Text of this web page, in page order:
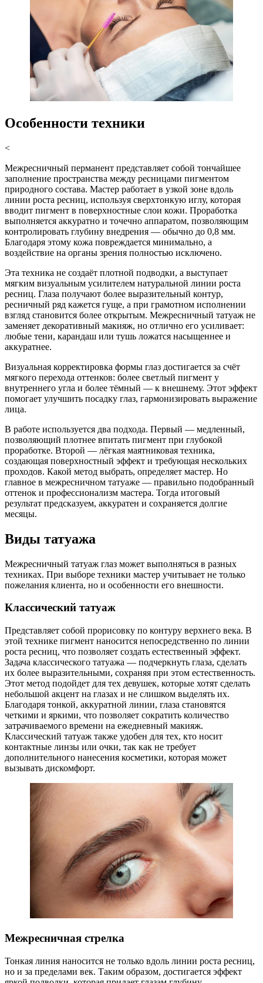
Особенности техники
<
Межресничный перманент представляет собой тончайшее
заполнение пространства между ресницами пигментом
природного состава. Мастер работает в узкой зоне вдоль
линии роста ресниц, используя сверхтонкую иглу, которая
вводит пигмент в поверхностные слои кожи. Проработка
выполняется аккуратно и точечно аппаратом, позволяющим
контролировать глубину внедрения — обычно до 0,8 мм.
Благодаря этому кожа повреждается минимально, а
воздействие на органы зрения полностью исключено.
Эта техника не создаёт плотной подводки, а выступает
мягким визуальным усилителем натуральной линии роста
ресниц. Глаза получают более выразительный контур,
ресничный ряд кажется гуще, а при грамотном исполнении
взгляд становится более открытым. Межресничный татуаж не
заменяет декоративный макияж, но отлично его усиливает:
любые тени, карандаш или тушь ложатся насыщеннее и
аккуратнее.
Визуальная корректировка формы глаз достигается за счёт
мягкого перехода оттенков: более светлый пигмент у
внутреннего угла и более тёмный — к внешнему. Этот эффект
помогает улучшить посадку глаз, гармонизировать выражение
лица.
В работе используется два подхода. Первый — медленный,
позволяющий плотнее впитать пигмент при глубокой
проработке. Второй — лёгкая маятниковая техника,
создающая поверхностный эффект и требующая нескольких
проходов. Какой метод выбрать, определяет мастер. Но
главное в межресничном татуаже — правильно подобранный
оттенок и профессионализм мастера. Тогда итоговый
результат предсказуем, аккуратен и сохраняется долгие
месяцы.
Виды татуажа
Межресничный татуаж глаз может выполняться в разных
техниках. При выборе техники мастер учитывает не только
пожелания клиента, но и особенности его внешности.
Классический татуаж
Представляет собой прорисовку по контуру верхнего века. В
этой технике пигмент наносится непосредственно по линии
роста ресниц, что позволяет создать естественный эффект.
Задача классического татуажа — подчеркнуть глаза, сделать
их более выразительными, сохраняя при этом естественность.
Этот метод подойдет для тех девушек, которые хотят сделать
небольшой акцент на глазах и не слишком выделять их.
Благодаря тонкой, аккуратной линии, глаза становятся
четкими и яркими, что позволяет сократить количество
затрачиваемого времени на ежедневный макияж.
Классический татуаж также удобен для тех, кто носит
контактные линзы или очки, так как не требует
дополнительного нанесения косметики, которая может
вызывать дискомфорт.
Межресничная стрелка
Тонкая линия наносится не только вдоль линии роста ресниц,
но и за пределами век. Таким образом, достигается эффект